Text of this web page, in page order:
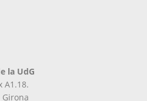
la UdG
A1.18.
Girona